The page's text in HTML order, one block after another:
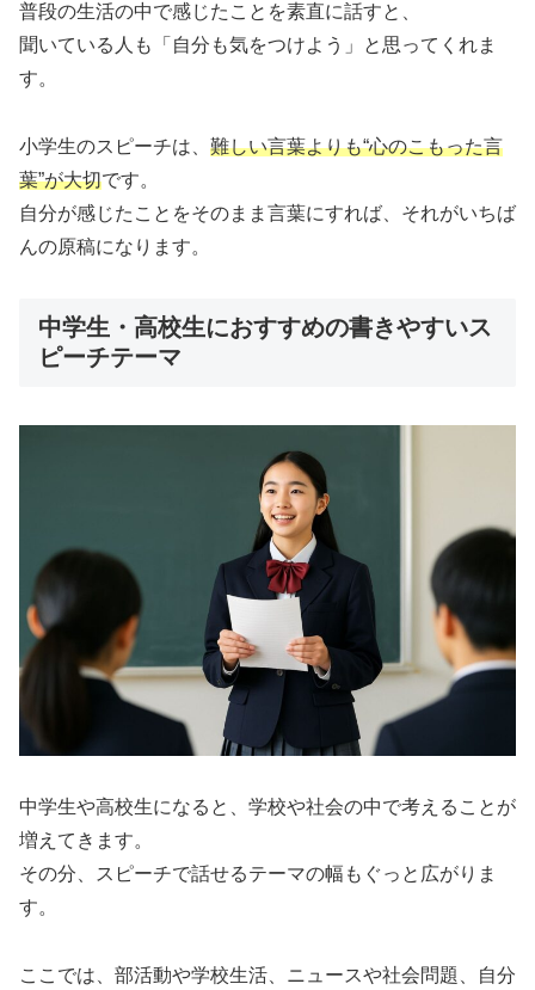
普段の生活の中で感じたことを素直に話すと、
聞いている人も「自分も気をつけよう」と思ってくれま
す。
小学生のスピーチは、 難しい言葉よりも“心のこもった言
葉”が大切です。
自分が感じたことをそのまま言葉にすれば、それがいちば
んの原稿になります。
中学生・高校生におすすめの書きやすいス
ピーチテーマ
中学生や高校生になると、学校や社会の中で考えることが
増えてきます。
その分、スピーチで話せるテーマの幅もぐっと広がりま
す。
ここでは、部活動や学校生活、ニュースや社会問題、自分